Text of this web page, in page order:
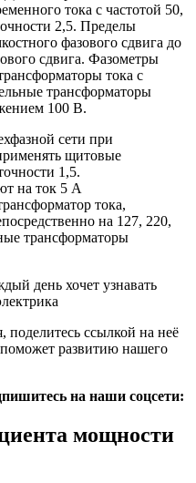
тока с частотой 50,
2,5. Пределы
фазового сдвига до
сдвига. Фазометры
тока с
трансформаторы
100 В.
сети при
щитовые
1,5.
на ток 5 А
тока,
на 127, 220,
трансформаторы
день хочет узнавать
поделитесь ссылкой на неё
развитию нашего
на наши соцсети:
мощности